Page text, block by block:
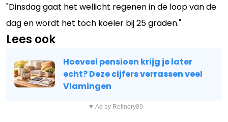
"Dinsdag gaat het wellicht regenen in de loop van de
dag en wordt het toch koeler bij 25 graden."
Lees ook
Hoeveel pensioen krijg je later
echt? Deze cijfers verrassen veel
Vlamingen
▼ Ad by Refinery89